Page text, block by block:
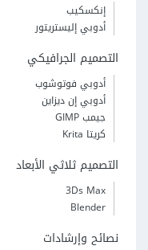
إنكسكيب
أدوبي إليستريتور
التصميم الجرافيكي
أدوبي فوتوشوب
أدوبي إن ديزاين
جيمب GIMP
كريتا Krita
التصميم ثلاثي الأبعاد
3Ds Max
Blender
نصائح وإرشادات